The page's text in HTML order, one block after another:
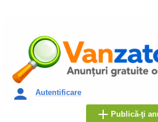
Autentificare
Publică-ţi